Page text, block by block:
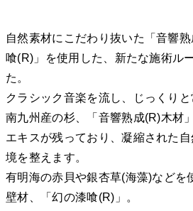
自然素材にこだわり抜いた「音響
喰(R)」を使用した、新たな施術ル
た。
クラシック音楽を流し、じっくり
南九州産の杉、「音響熟成(R)木材
エキスが残っており、凝縮された
境を整えます。
有明海の赤貝や銀杏草(海藻)などを
壁材、「幻の漆喰(R)」。